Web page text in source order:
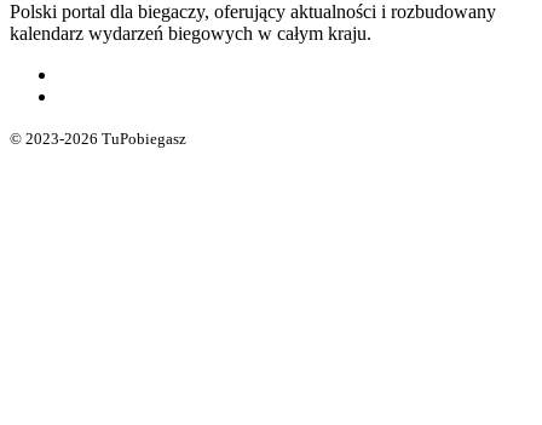
Polski portal dla biegaczy, oferujący aktualności i rozbudowany
kalendarz wydarzeń biegowych w całym kraju.
© 2023-2026 TuPobiegasz